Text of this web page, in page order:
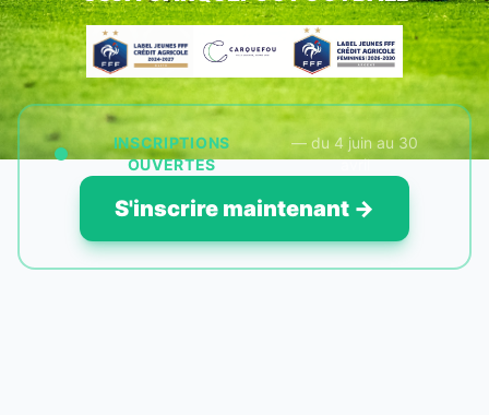
INSCRIPTIONS
OUVERTES
— du 4 juin au 30
avril
S'inscrire maintenant →